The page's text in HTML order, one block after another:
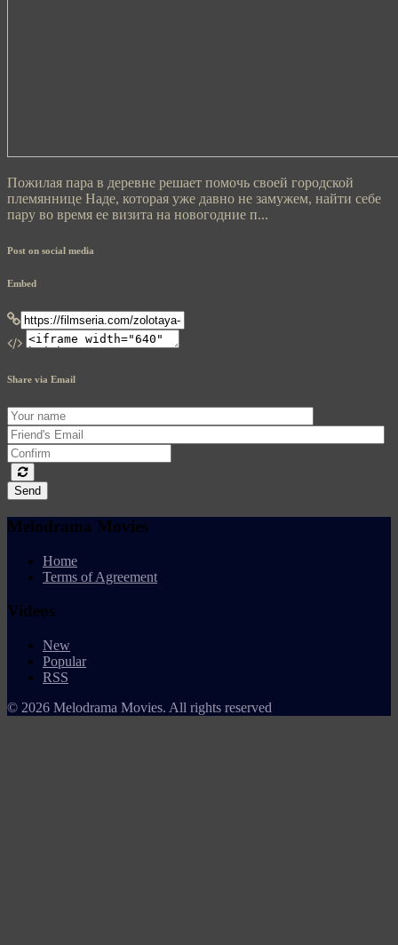
Пожилая пара в деревне решает помочь своей городской
племяннице Наде, которая уже давно не замужем, найти себе
пару во время ее визита на новогодние п...
Post on social media
Embed
Share via Email
Send
Melodrama Movies
Home
Terms of Agreement
Videos
New
Popular
RSS
© 2026 Melodrama Movies. All rights reserved